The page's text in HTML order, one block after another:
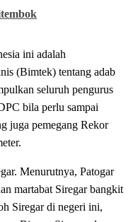
ini adalah
(Bimtek) tentang adab
seluruh pengurus
bila perlu sampai
juga pemegang Rekor
Menurutnya, Patogar
martabat Siregar bangkit
Siregar di negeri ini,